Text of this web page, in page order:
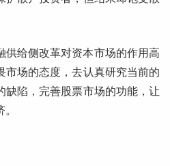
供给侧改革对资本市场的作用高
市场的态度，去认真研究当前的
缺陷，完善股票市场的功能，让